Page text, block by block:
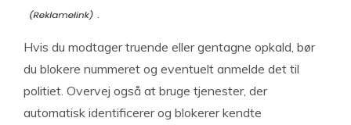
Hvis du modtager truende eller gentagne opkald, bør
du blokere nummeret og eventuelt anmelde det til
politiet. Overvej også at bruge tjenester, der
automatisk identificerer og blokerer kendte